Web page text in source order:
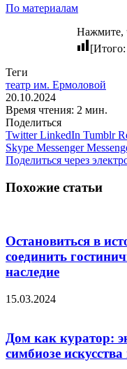
По материалам
Нажмите,
[Итого:
Теги
театр им. Ермоловой
20.10.2024
Время чтения: 2 мин.
Поделиться
Twitter LinkedIn Tumblr
Skype Messenger
Поделиться через
Похожие статьи
Остановиться в
соединить
наследие
15.03.2024
Дом как куратор:
симбиозе